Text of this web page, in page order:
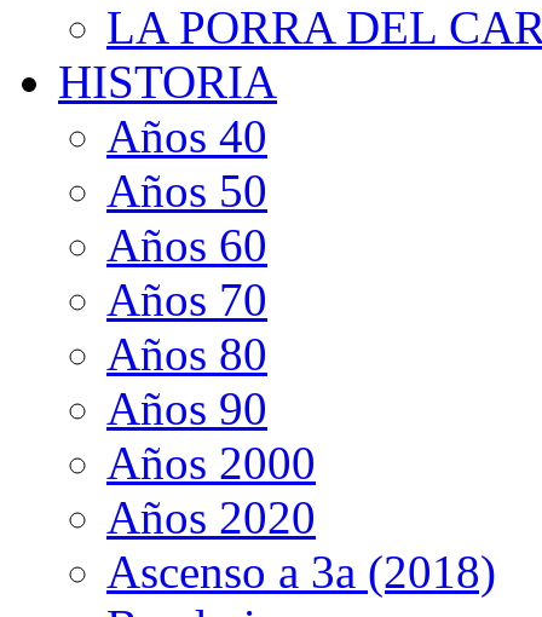
LA PORRA DEL
HISTORIA
Años 40
Años 50
Años 60
Años 70
Años 80
Años 90
Años 2000
Años 2020
Ascenso a 3a (2018)